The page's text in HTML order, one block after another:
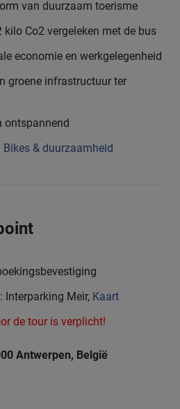
van duurzaam toerisme
Co2 vergeleken met de bus
economie en werkgelegenheid
groene infrastructuur ter
ontspannend
Bikes & duurzaamheid
Interparking Meir, Kaart
de tour is verplicht!
Antwerpen, België